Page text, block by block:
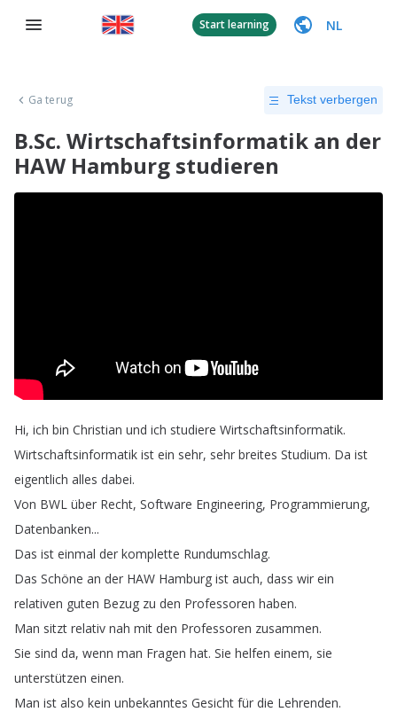
Start learning NL
Ga terug Tekst verbergen
B.Sc. Wirtschaftsinformatik an der
HAW Hamburg studieren
Hi, ich bin Christian und ich studiere Wirtschaftsinformatik.
Wirtschaftsinformatik ist ein sehr, sehr breites Studium. Da ist
eigentlich alles dabei.
Von BWL über Recht, Software Engineering, Programmierung,
Datenbanken...
Das ist einmal der komplette Rundumschlag.
Das Schöne an der HAW Hamburg ist auch, dass wir ein
relativen guten Bezug zu den Professoren haben.
Man sitzt relativ nah mit den Professoren zusammen.
Sie sind da, wenn man Fragen hat. Sie helfen einem, sie
unterstützen einen.
Man ist also kein unbekanntes Gesicht für die Lehrenden.